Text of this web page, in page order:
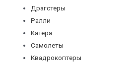
Драгстеры
Ралли
Катера
Самолеты
Квадрокоптеры